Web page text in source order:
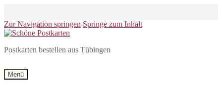
Zur Navigation springen Springe zum Inhalt
Postkarten bestellen aus Tübingen
Menü